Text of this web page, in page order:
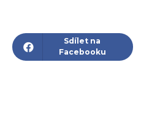
Sdílet na
Facebooku